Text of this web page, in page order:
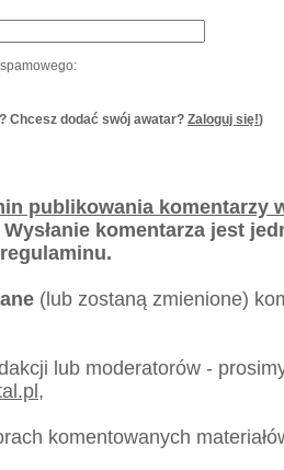
Chcesz dodać swój awatar? Zaloguj się!)
publikowania komentarzy
Wysłanie komentarza jest
(lub zostaną zmienione)
lub moderatorów -
,
komentowanych